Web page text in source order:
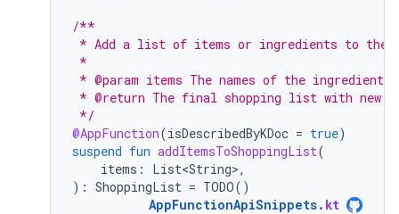
/**
* Add a list of items or ingredients to the
*
* @param items The names of the
* @return The final shopping list with new
*/
@AppFunction(isDescribedByKDoc = true)
suspend fun addItemsToShoppingList(
items : List<String>,
): ShoppingList = TODO()
AppFunctionApiSnippets. kt